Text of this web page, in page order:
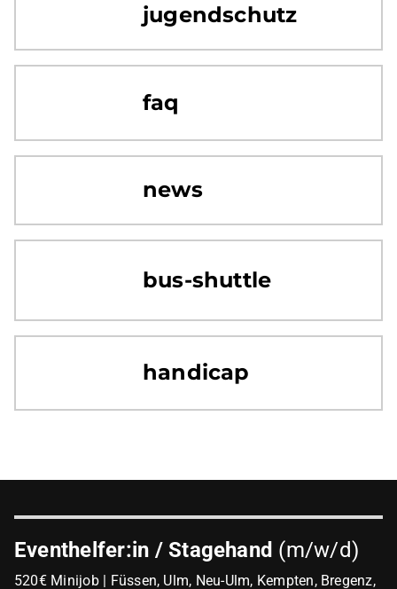
jugendschutz
faq
news
bus-shuttle
handicap
Eventhelfer:in / Stagehand (m/w/d)
520€ Minijob | Füssen, Ulm, Neu-Ulm, Kempten, Bregenz,